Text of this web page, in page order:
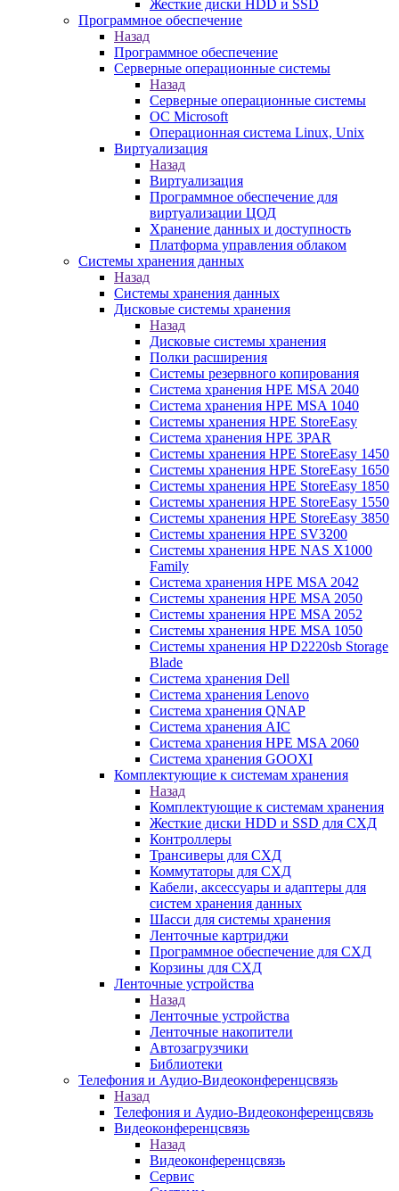
Жесткие диски HDD и SSD
Программное обеспечение
Назад
Программное обеспечение
Серверные операционные системы
Назад
Серверные операционные системы
ОС Microsoft
Операционная система Linux, Unix
Виртуализация
Назад
Виртуализация
Программное обеспечение для
виртуализации ЦОД
Хранение данных и доступность
Платформа управления облаком
Системы хранения данных
Назад
Системы хранения данных
Дисковые системы хранения
Назад
Дисковые системы хранения
Полки расширения
Системы резервного копирования
Система хранения HPE MSA 2040
Система хранения HPE MSA 1040
Системы хранения HPE StoreEasy
Система хранения HPE 3PAR
Системы хранения HPE StoreEasy 1450
Системы хранения HPE StoreEasy 1650
Системы хранения HPE StoreEasy 1850
Системы хранения HPE StoreEasy 1550
Системы хранения HPE StoreEasy 3850
Системы хранения HPE SV3200
Системы хранения HPE NAS X1000
Family
Система хранения HPE MSA 2042
Системы хранения HPE MSA 2050
Системы хранения HPE MSA 2052
Системы хранения HPE MSA 1050
Системы хранения HP D2220sb Storage
Blade
Система хранения Dell
Система хранения Lenovo
Система хранения QNAP
Система хранения AIC
Система хранения HPE MSA 2060
Система хранения GOOXI
Комплектующие к системам хранения
Назад
Комплектующие к системам хранения
Жесткие диски HDD и SSD для СХД
Контроллеры
Трансиверы для СХД
Коммутаторы для СХД
Кабели, аксессуары и адаптеры для
систем хранения данных
Шасси для системы хранения
Ленточные картриджи
Программное обеспечение для СХД
Корзины для СХД
Ленточные устройства
Назад
Ленточные устройства
Ленточные накопители
Автозагрузчики
Библиотеки
Телефония и Аудио-Видеоконференцсвязь
Назад
Телефония и Аудио-Видеоконференцсвязь
Видеоконференцсвязь
Назад
Видеоконференцсвязь
Сервис